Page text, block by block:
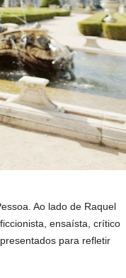
Ao lado de Raquel
ensaísta, crítico
para refletir